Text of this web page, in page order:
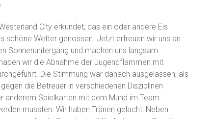
City erkundet, das ein oder andere Eis
schöne Wetter genossen. Jetzt erfreuen wir uns an
Sonnenuntergang und machen uns langsam
wir die Abnahme der Jugendflammen mit
Die Stimmung war danach ausgelassen, als
die Betreuer in verschiedenen Disziplinen
anderem Spielkarten mit dem Mund im Team
mussten. Wir haben Tränen gelacht! Neben